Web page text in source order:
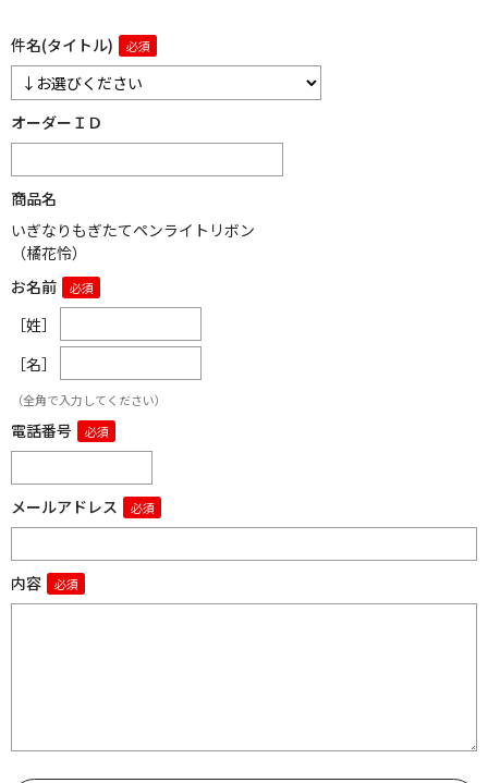
件名(タイトル)
オーダーＩＤ
商品名
いぎなりもぎたてペンライトリボン
（橘花怜）
お名前
［姓］
［名］
（全角で入力してください）
電話番号
メールアドレス
内容